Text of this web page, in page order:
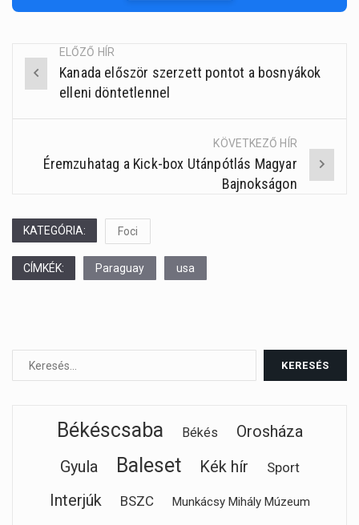
Post
navigation
ELŐZŐ HÍR
Kanada először szerzett pontot a bosnyákok
elleni döntetlennel
KÖVETKEZŐ HÍR
Éremzuhatag a Kick-box Utánpótlás Magyar
Bajnokságon
KATEGÓRIA: Foci
CÍMKÉK: Paraguay usa
Békéscsaba Békés
Orosháza
Gyula
Baleset Kék hír Sport
Interjúk BSZC Munkácsy Mihály Múzeum